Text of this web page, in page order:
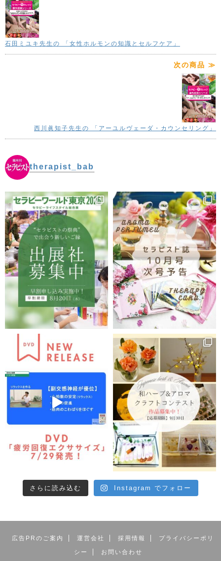
収録内容
Part.1 GP小顔整体とは(講義)筋膜へのアプローチ
を学ぶ!
●ほうれい線 ●目尻 ●頭皮 ●額部 ●眼周辺の経穴 ●デモ
筋膜と経穴にアプローチ!たった5分で誰で
もリフトアップ!!
小顔整体には様々な種類がありますが、その中でもGP
小顔整体は「短時間・ソフトタッチ・即効性」が特長
の、優れた施術方法です。身体の位置や姿勢を定める
SMAS筋膜にアプローチすることで、可能となります。
初心者でも始めやすいように、筋膜とは何か、圧の力加
減はどれくらいが良いか、さらに施術手順などを丁寧に
解説しています。
●セラピー・ネット・カレッジ 課外授業シ
リーズ
セラピストのためのWEB動画サイト「セラピー・ネッ
ト・カレッジ」の講座が、多くのお客様の要望により
DVD化されることになりました。手元に置いておきた
い、テレビの画面で技術をじっくり見たい、ネット環境
がなくても気軽に学びたいなど、さまざまな要望に応え
る形で発売!! 自宅にいながら、まるでスクールに通って
いるかのような一流講師の授業を視聴できます。スキル
アップやサロン繁栄、ホームケアにぜひご活用ください!
石田ミユキ先生の 「女性ホルモンの知識とセルフケア」
次の商品 ≫
西川眞知子先生の 「アーユルヴェーダ・カウンセリング」
therapist_bab
さらに読み込む Instagram でフォロー
広告PRのご案内 運営会社 採用情報
プライバシーポリ
シー
お問い合わせ